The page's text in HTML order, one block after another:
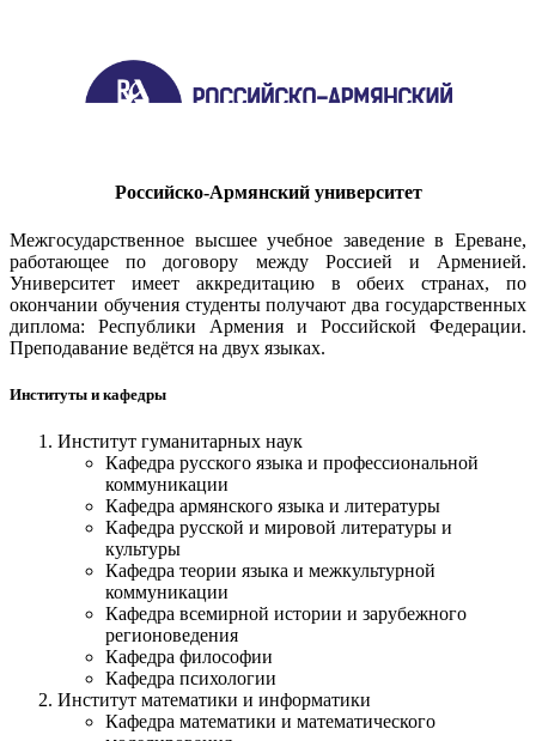
Российско-Армянский университет
Межгосударственное высшее учебное заведение в Ереване,
работающее по договору между Россией и Арменией.
Университет имеет аккредитацию в обеих странах, по
окончании обучения студенты получают два государственных
диплома: Республики Армения и Российской Федерации.
Преподавание ведётся на двух языках.
Институты и кафедры
Институт гуманитарных наук
Кафедра русского языка и профессиональной
коммуникации
Кафедра армянского языка и литературы
Кафедра русской и мировой литературы и
культуры
Кафедра теории языка и межкультурной
коммуникации
Кафедра всемирной истории и зарубежного
регионоведения
Кафедра философии
Кафедра психологии
Институт математики и информатики
Кафедра математики и математического